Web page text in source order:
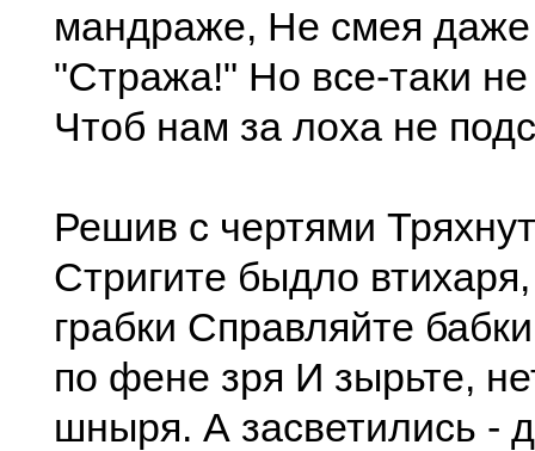
мандраже, Не смея даже
"Стража!" Но все-таки
Чтоб нам за лоха не
Решив с чертями
Стригите быдло
грабки Справляйте
по фене зря И зырьте,
шныря. А засветились -